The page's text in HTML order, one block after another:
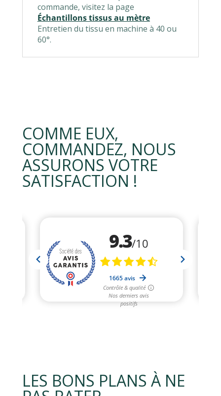
commande, visitez la page
Échantillons tissus au mètre
Entretien du tissu en machine à 40 ou
60°.
COMME EUX,
COMMANDEZ, NOUS
ASSURONS VOTRE
SATISFACTION !
LES BONS PLANS À NE